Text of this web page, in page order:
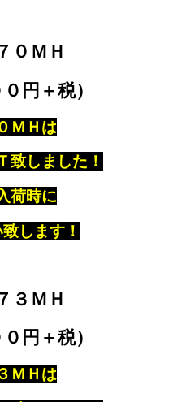
０ＭＨ
円＋税）
ＭＨは
しました！
荷時に
します！
３ＭＨ
円＋税）
ＭＨは